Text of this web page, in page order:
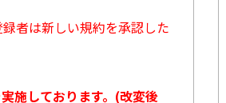
者は新しい規約を承認した
施しております。(改変後